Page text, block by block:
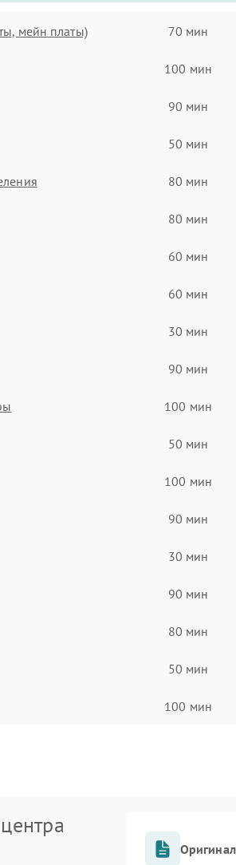
мейн платы) 70 мин
100 мин
90 мин
50 мин
80 мин
80 мин
60 мин
60 мин
30 мин
90 мин
100 мин
50 мин
100 мин
90 мин
30 мин
90 мин
80 мин
50 мин
100 мин